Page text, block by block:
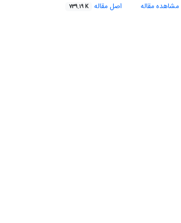
مشاهده مقاله
اصل مقاله 739.19 K